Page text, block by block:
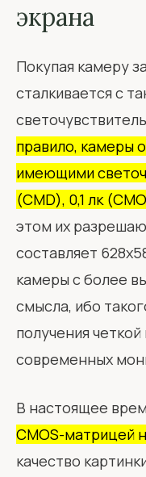
экрана
Покупая камеру
сталкивается с
правило, камеры
имеющими
(CMD), 0,1 лк
этом их
составляет
камеры с более
смысла, ибо
получения
современных
В настоящее
CMOS-матрицей
качество